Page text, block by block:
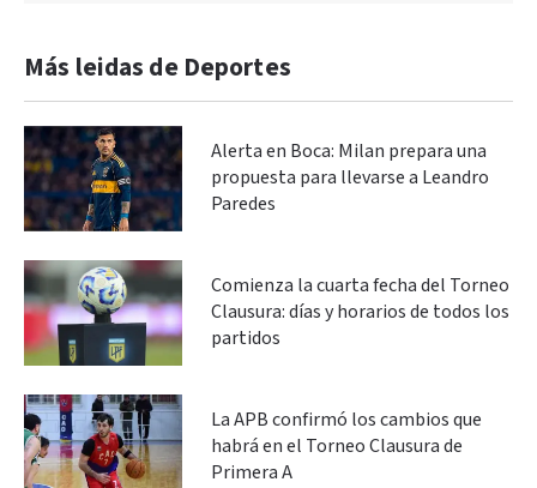
Más leidas de Deportes
Alerta en Boca: Milan prepara una
propuesta para llevarse a Leandro
Paredes
Comienza la cuarta fecha del Torneo
Clausura: días y horarios de todos los
partidos
La APB confirmó los cambios que
habrá en el Torneo Clausura de
Primera A